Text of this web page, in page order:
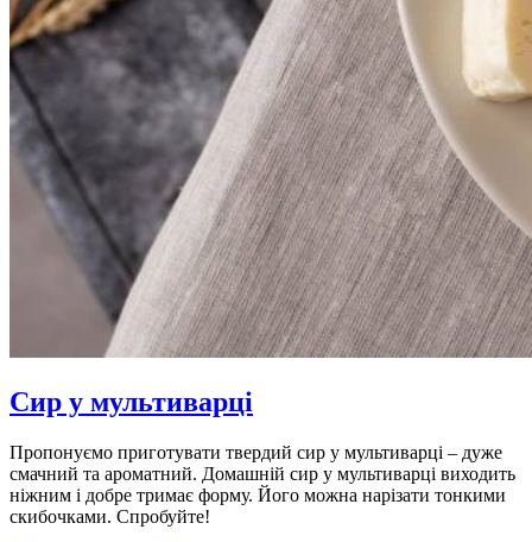
Сир у мультиварці
Пропонуємо приготувати твердий сир у мультиварці – дуже
смачний та ароматний. Домашній сир у мультиварці виходить
ніжним і добре тримає форму. Його можна нарізати тонкими
скибочками. Спробуйте!